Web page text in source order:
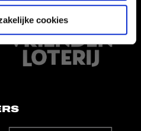
cookies